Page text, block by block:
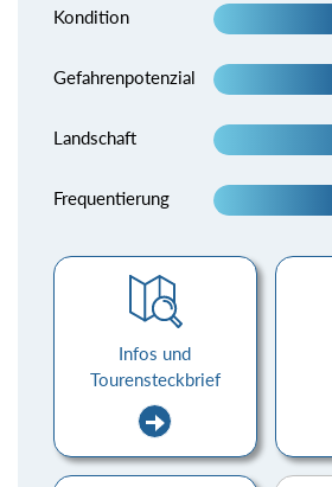
Kondition
Gefahrenpotenzial
Landschaft
Frequentierung
Infos und
Tourensteckbrief